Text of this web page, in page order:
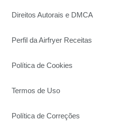
Direitos Autorais e DMCA
Perfil da Airfryer Receitas
Política de Cookies
Termos de Uso
Política de Correções